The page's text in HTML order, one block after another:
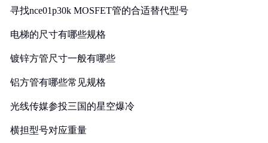
寻找nce01p30k MOSFET管的合适替代型号
电梯的尺寸有哪些规格
镀锌方管尺寸一般有哪些
铝方管有哪些常见规格
光线传媒参投三国的星空爆冷
横担型号对应重量